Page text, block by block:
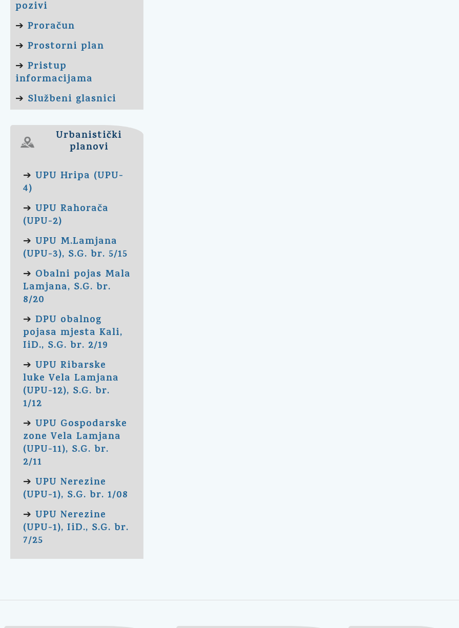
pozivi
➔ Proračun
➔ Prostorni plan
➔ Pristup
informacijama
➔ Službeni glasnici
Urbanistički
planovi
➔ UPU Hripa (UPU-
4)
➔ UPU Rahorača
(UPU-2)
➔ UPU M.Lamjana
(UPU-3), S.G. br. 5/15
➔ Obalni pojas Mala
Lamjana, S.G. br.
8/20
➔ DPU obalnog
pojasa mjesta Kali,
IiD., S.G. br. 2/19
➔ UPU Ribarske
luke Vela Lamjana
(UPU-12), S.G. br.
1/12
➔ UPU Gospodarske
zone Vela Lamjana
(UPU-11), S.G. br.
2/11
➔ UPU Nerezine
(UPU-1), S.G. br. 1/08
➔ UPU Nerezine
(UPU-1), IiD., S.G. br.
7/25